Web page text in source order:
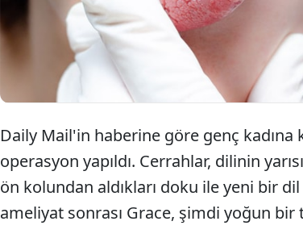
Daily Mail'in haberine göre genç kadına
operasyon yapıldı. Cerrahlar, dilinin
ön kolundan aldıkları doku ile yeni bir
ameliyat sonrası Grace, şimdi yoğun bir